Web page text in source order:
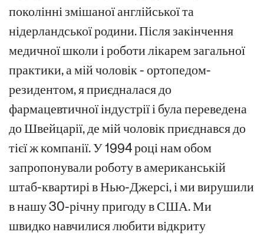
поколінні змішаної англійської та
нідерландської родини. Після закінчення
медичної школи і роботи лікарем загальної
практики, а мій чоловік - ортопедом-
резидентом, я приєдналася до
фармацевтичної індустрії і була переведена
до Швейцарії, де мій чоловік приєднався до
тієї ж компанії. У 1994 році нам обом
запропонували роботу в американській
штаб-квартирі в Нью-Джерсі, і ми вирушили
в нашу 30-річну пригоду в США. Ми
швидко навчилися любити відкриту